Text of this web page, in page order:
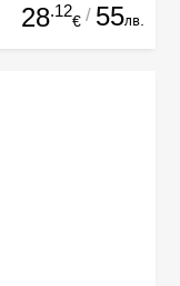
28.12
€ / 55лв.